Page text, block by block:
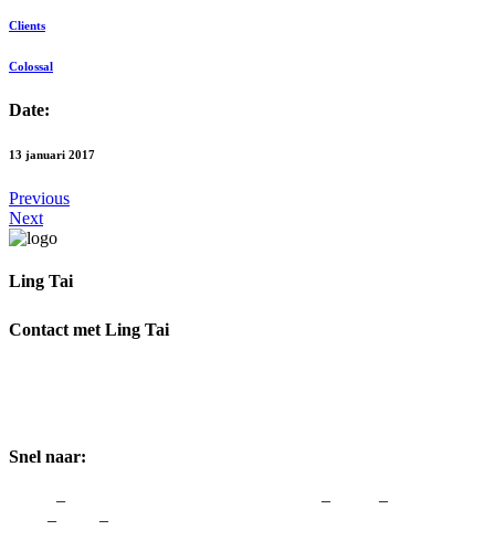
Clients
Colossal
Date:
13 januari 2017
Previous
Next
Ling Tai
Contact met Ling Tai
Snel naar:
– – –
– –